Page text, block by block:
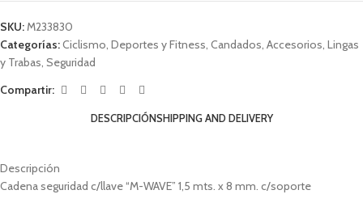
SKU: M233830
Categorías:Ciclismo Deportes y Fitness Candados Accesorios Lingas
y Trabas Seguridad
Compartir:
DESCRIPCIÓNSHIPPING AND DELIVERY
Descripción
Cadena seguridad c/llave “M-WAVE” 1,5 mts. x 8 mm. c/soporte